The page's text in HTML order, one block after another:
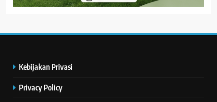
Kebijakan Privasi
Privacy Policy